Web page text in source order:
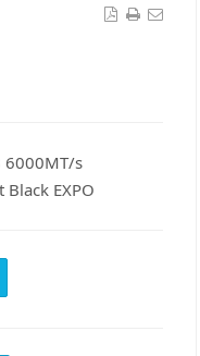
6000MT/s
Black EXPO